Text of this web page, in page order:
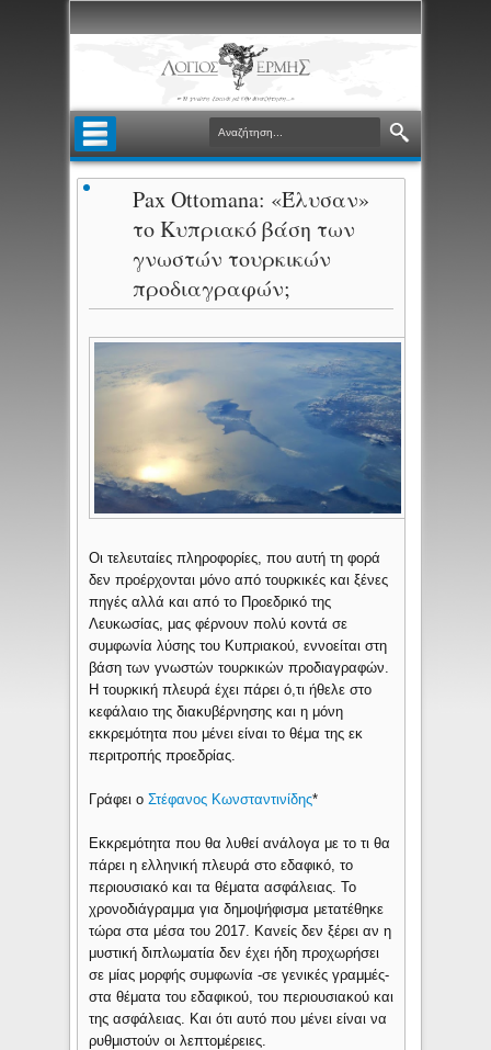
Pax Ottomana: «Έλυσαν»
το Κυπριακό βάση των
γνωστών τουρκικών
προδιαγραφών;
Οι τελευταίες πληροφορίες, που αυτή τη φορά
δεν προέρχονται μόνο από τουρκικές και ξένες
πηγές αλλά και από το Προεδρικό της
Λευκωσίας, μας φέρνουν πολύ κοντά σε
συμφωνία λύσης του Κυπριακού, εννοείται στη
βάση των γνωστών τουρκικών προδιαγραφών.
Η τουρκική πλευρά έχει πάρει ό,τι ήθελε στο
κεφάλαιο της διακυβέρνησης και η μόνη
εκκρεμότητα που μένει είναι το θέμα της εκ
περιτροπής προεδρίας.
Γράφει οΣτέφανος Κωνσταντινίδης*
Εκκρεμότητα που θα λυθεί ανάλογα με το τι θα
πάρει η ελληνική πλευρά στο εδαφικό, το
περιουσιακό και τα θέματα ασφάλειας. Το
χρονοδιάγραμμα για δημοψήφισμα μετατέθηκε
τώρα στα μέσα του 2017. Κανείς δεν ξέρει αν η
μυστική διπλωματία δεν έχει ήδη προχωρήσει
σε μίας μορφής συμφωνία -σε γενικές γραμμές-
στα θέματα του εδαφικού, του περιουσιακού και
της ασφάλειας. Και ότι αυτό που μένει είναι να
ρυθμιστούν οι λεπτομέρειες.